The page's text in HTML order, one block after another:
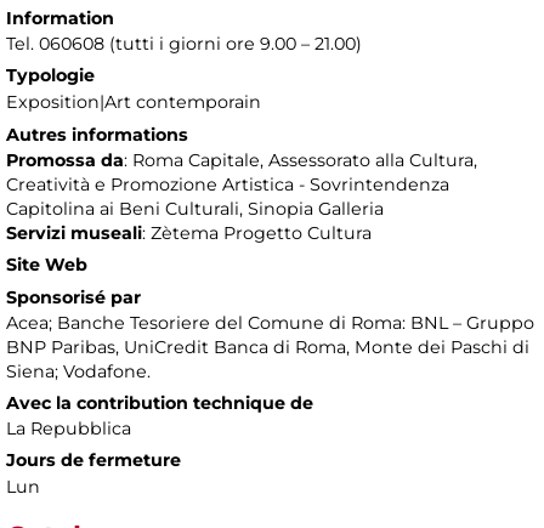
Information
Tel. 060608 (tutti i giorni ore 9.00 – 21.00)
Typologie
Exposition|Art contemporain
Autres informations
Promossa da: Roma Capitale, Assessorato alla Cultura,
Creatività e Promozione Artistica - Sovrintendenza
Capitolina ai Beni Culturali, Sinopia Galleria
Servizi museali: Zètema Progetto Cultura
Site Web
Sponsorisé par
Acea; Banche Tesoriere del Comune di Roma: BNL – Gruppo
BNP Paribas, UniCredit Banca di Roma, Monte dei Paschi di
Siena; Vodafone.
Avec la contribution technique de
La Repubblica
Jours de fermeture
Lun